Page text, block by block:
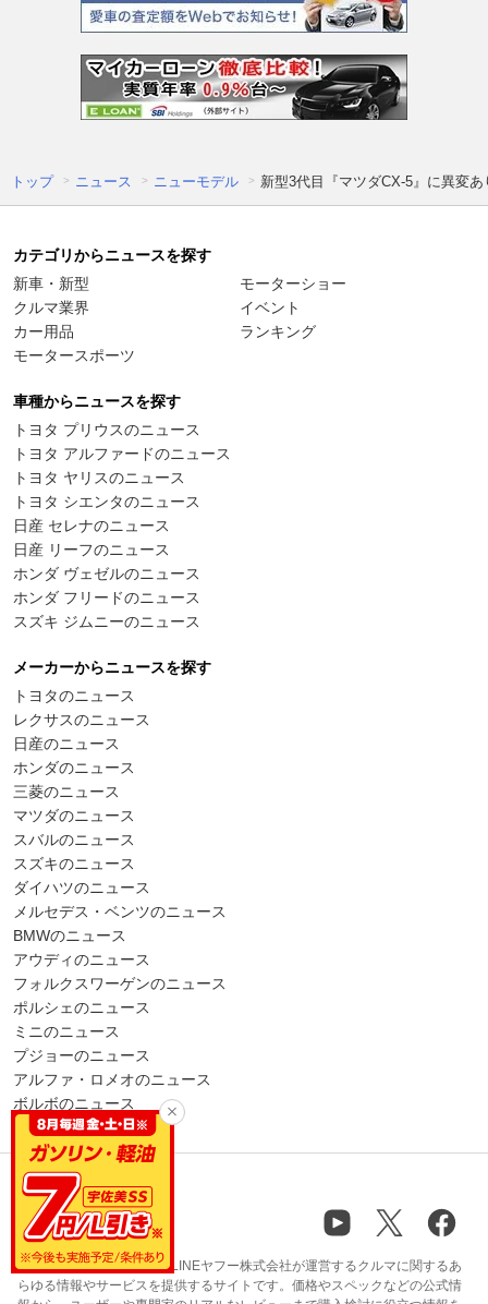
トップ ニュース ニューモデル 新型3代目『マツダCX-5』に異変
カテゴリからニュースを探す
新車・新型
クルマ業界
カー用品
モータースポーツ
モーターショー
イベント
ランキング
車種からニュースを探す
トヨタ プリウスのニュース
トヨタ アルファードのニュース
トヨタ ヤリスのニュース
トヨタ シエンタのニュース
日産 セレナのニュース
日産 リーフのニュース
ホンダ ヴェゼルのニュース
ホンダ フリードのニュース
スズキ ジムニーのニュース
メーカーからニュースを探す
トヨタのニュース
レクサスのニュース
日産のニュース
ホンダのニュース
三菱のニュース
マツダのニュース
スバルのニュース
スズキのニュース
ダイハツのニュース
メルセデス・ベンツのニュース
BMWのニュース
アウディのニュース
フォルクスワーゲンのニュース
ポルシェのニュース
ミニのニュース
プジョーのニュース
アルファ・ロメオのニュース
ボルボのニュース
carview!（カービュー）はLINEヤフー株式会社が運営するクルマに関するあ
らゆる情報やサービスを提供するサイトです。価格やスペックなどの公式情